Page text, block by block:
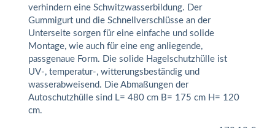
verhindern eine Schwitzwasserbildung. Der
Gummigurt und die Schnellverschlüsse an der
Unterseite sorgen für eine einfache und solide
Montage, wie auch für eine eng anliegende,
passgenaue Form. Die solide Hagelschutzhülle ist
UV-, temperatur-, witterungsbeständig und
wasserabweisend. Die Abmaßungen der
Autoschutzhülle sind L= 480 cm B= 175 cm H= 120
cm.